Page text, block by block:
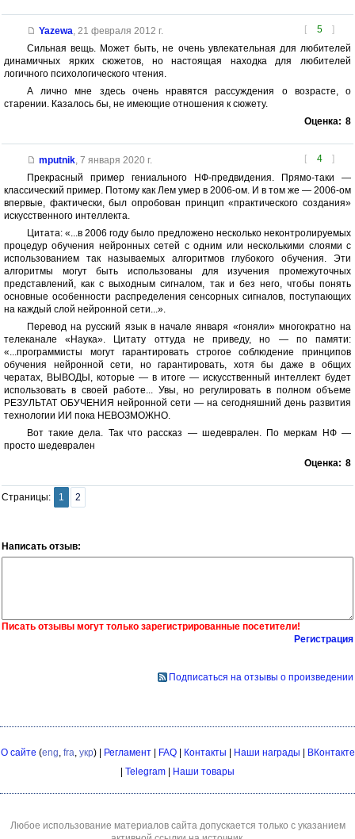
[ 5 ]
Yazewa, 21 февраля 2012 г.
Сильная вещь. Может быть, не очень увлекательная для любителей
динамичных ярких сюжетов, но настоящая находка для любителей
логичного психологического чтения.
А лично мне здесь очень нравятся рассуждения о возрасте, о
старении. Казалось бы, не имеющие отношения к сюжету.
Оценка: 8
[ 4 ]
mputnik, 7 января 2020 г.
Прекрасный пример гениального НФ-предвидения. Прямо-таки —
классический пример. Потому как Лем умер в 2006-ом. И в том же — 2006-ом
впервые, фактически, был опробован принцип «практического создания»
искусственного интеллекта.
Цитата: «...в 2006 году было предложено несколько неконтролируемых
процедур обучения нейронных сетей с одним или несколькими слоями с
использованием так называемых алгоритмов глубокого обучения. Эти
алгоритмы могут быть использованы для изучения промежуточных
представлений, как с выходным сигналом, так и без него, чтобы понять
основные особенности распределения сенсорных сигналов, поступающих
на каждый слой нейронной сети...».
Перевод на русский язык в начале января «гоняли» многократно на
телеканале «Наука». Цитату оттуда не приведу, но — по памяти:
«...программисты могут гарантировать строгое соблюдение принципов
обучения нейронной сети, но гарантировать, хотя бы даже в общих
чератах, ВЫВОДЫ, которые — в итоге — искусственный интеллект будет
использовать в своей работе... Увы, но регулировать в полном объеме
РЕЗУЛЬТАТ ОБУЧЕНИЯ нейронной сети — на сегодняшний день развития
технологии ИИ пока НЕВОЗМОЖНО.
Вот такие дела. Так что рассказ — шедеврален. По меркам НФ —
просто шедеврален
Оценка: 8
Страницы: 1 2
Написать отзыв:
Писать отзывы могут только зарегистрированные посетители!
Регистрация
Подписаться на отзывы о произведении
О сайте (eng, fra, укр) | Регламент| FAQ| Контакты Наши награды
ВКонтакте
Telegram Наши товары
Любое использование материалов сайта допускается только с указанием